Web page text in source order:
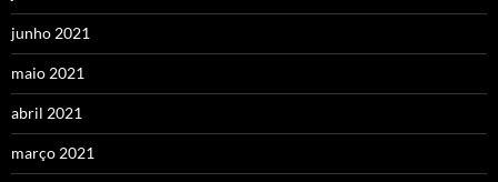
junho 2021
maio 2021
abril 2021
março 2021